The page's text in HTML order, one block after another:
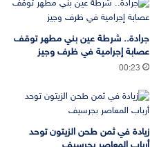
جرادة.. شرطة عين بني مطهر توقف
عصابة إجرامية في ظرف وجيز
00:23
زيادة في ثمن طحن الزيتون توحد